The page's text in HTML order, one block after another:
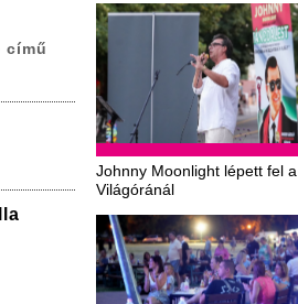
Johnny Moonlight lépett fel a
Világóránál
című